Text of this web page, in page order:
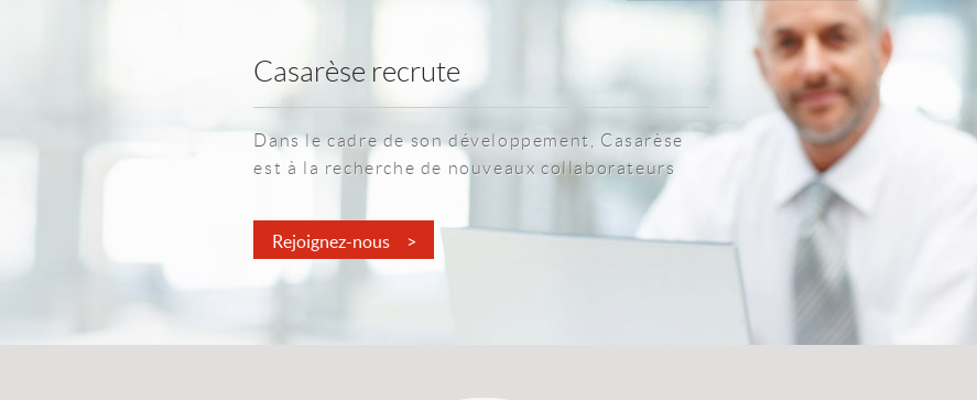
Casarèse recrute
Dans le cadre de son développement, Casarèse
est à la recherche de nouveaux collaborateurs
Rejoignez-nous >